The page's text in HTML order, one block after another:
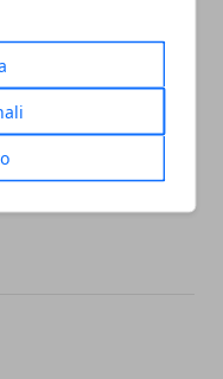
risorse e nei
può portare a
conformità
più forte e
associate agli